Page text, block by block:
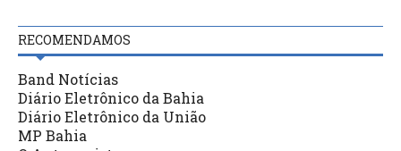
RECOMENDAMOS
Band Notícias
Diário Eletrônico da Bahia
Diário Eletrônico da União
MP Bahia